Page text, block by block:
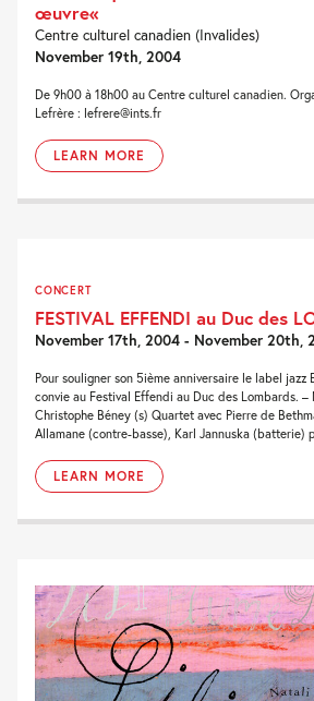
œuvre«
Centre culturel canadien (Invalides)
November 19th, 2004
De 9h00 à 18h00 au Centre culturel canadien.
Lefrère : lefrere@ints.fr
LEARN MORE
CONCERT
FESTIVAL EFFENDI au Duc des
November 17th, 2004 - November 20th,
Pour souligner son 5ième anniversaire le label jazz
convie au Festival Effendi au Duc des Lombards. –
Christophe Béney (s) Quartet avec Pierre de
Allamane (contre-basse), Karl Jannuska (batterie)
LEARN MORE